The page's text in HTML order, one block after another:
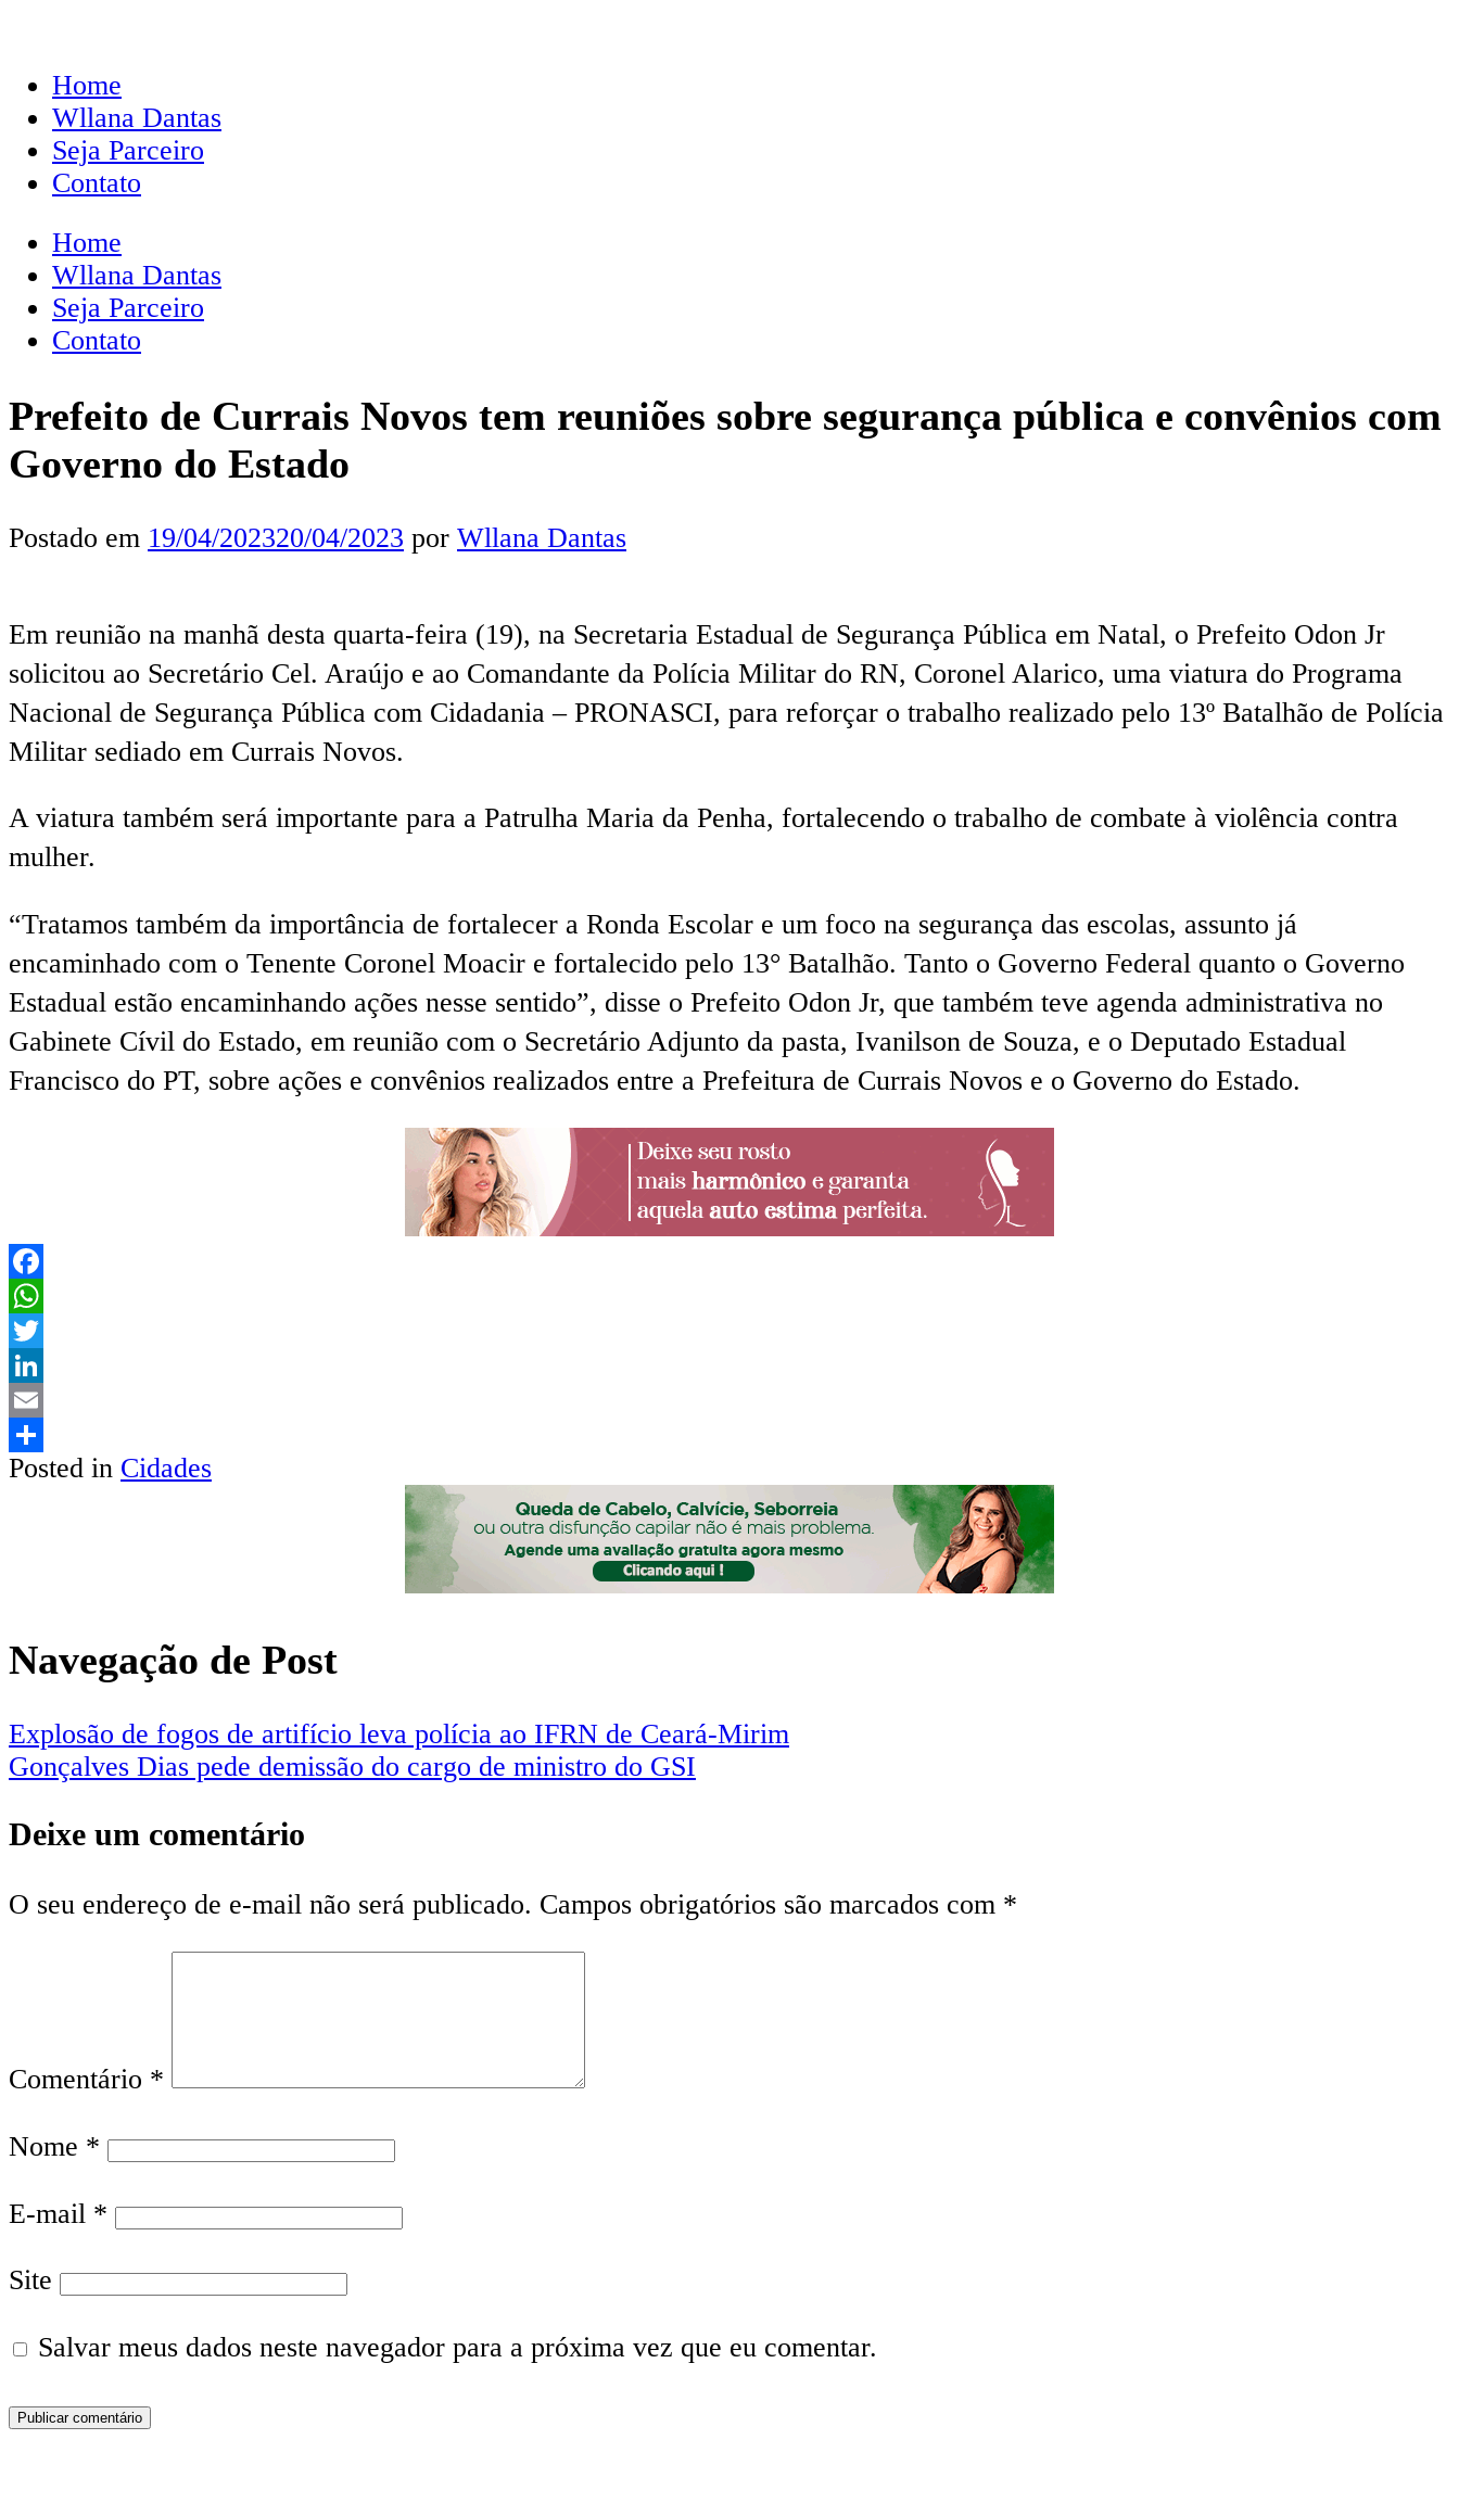
Home
Wllana Dantas
Seja Parceiro
Contato
Home
Wllana Dantas
Seja Parceiro
Contato
Prefeito de Currais Novos tem reuniões sobre segurança pública e convênios com
Governo do Estado
Postado em 19/04/202320/04/2023 por Wllana Dantas
Em reunião na manhã desta quarta-feira (19), na Secretaria Estadual de Segurança Pública em Natal, o Prefeito Odon Jr
solicitou ao Secretário Cel. Araújo e ao Comandante da Polícia Militar do RN, Coronel Alarico, uma viatura do Programa
Nacional de Segurança Pública com Cidadania – PRONASCI, para reforçar o trabalho realizado pelo 13º Batalhão de Polícia
Militar sediado em Currais Novos.
A viatura também será importante para a Patrulha Maria da Penha, fortalecendo o trabalho de combate à violência contra
mulher.
“Tratamos também da importância de fortalecer a Ronda Escolar e um foco na segurança das escolas, assunto já
encaminhado com o Tenente Coronel Moacir e fortalecido pelo 13° Batalhão. Tanto o Governo Federal quanto o Governo
Estadual estão encaminhando ações nesse sentido”, disse o Prefeito Odon Jr, que também teve agenda administrativa no
Gabinete Cívil do Estado, em reunião com o Secretário Adjunto da pasta, Ivanilson de Souza, e o Deputado Estadual
Francisco do PT, sobre ações e convênios realizados entre a Prefeitura de Currais Novos e o Governo do Estado.
Facebook
WhatsApp
Twitter
LinkedIn
Email
Share
Posted in Cidades
Navegação de Post
Explosão de fogos de artifício leva polícia ao IFRN de Ceará-Mirim
Gonçalves Dias pede demissão do cargo de ministro do GSI
Deixe um comentário
O seu endereço de e-mail não será publicado. Campos obrigatórios são marcados com *
Comentário *
Nome *
E-mail *
Site
Salvar meus dados neste navegador para a próxima vez que eu comentar.